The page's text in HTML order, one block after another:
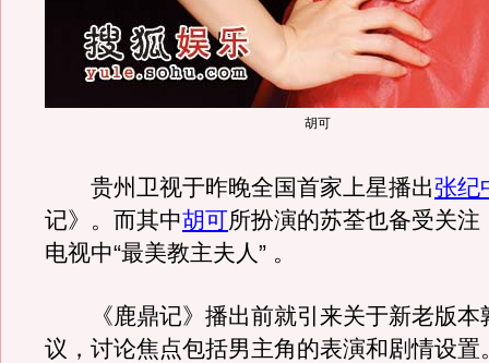
胡可
贵州卫视于昨晚全国首家上星播出张纪
记》。而其中胡可所扮演的苏荃也备受关注
电视中“最美教主夫人” 。
《鹿鼎记》播出前就引来关于新老版本
议，讨论焦点包括男主角的表演和剧情设置